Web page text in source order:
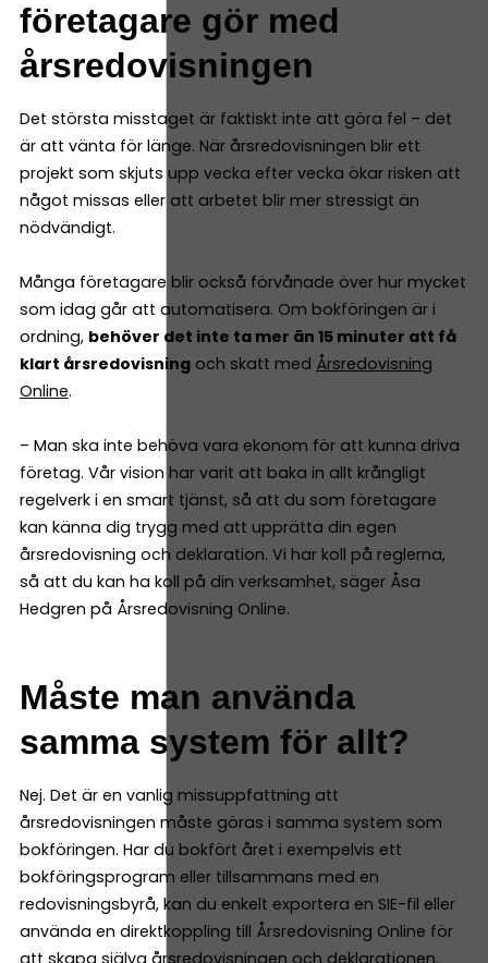
företagare gör med
årsredovisningen
Det största misstaget är faktiskt inte att göra fel – det
är att vänta för länge. När årsredovisningen blir ett
projekt som skjuts upp vecka efter vecka ökar risken att
något missas eller att arbetet blir mer stressigt än
nödvändigt.
Många företagare blir också förvånade över hur mycket
som idag går att automatisera. Om bokföringen är i
ordning, behöver det inte ta mer än 15 minuter att få
klart årsredovisning och skatt med Årsredovisning
Online.
– Man ska inte behöva vara ekonom för att kunna driva
företag. Vår vision har varit att baka in allt krångligt
regelverk i en smart tjänst, så att du som företagare
kan känna dig trygg med att upprätta din egen
årsredovisning och deklaration. Vi har koll på reglerna,
så att du kan ha koll på din verksamhet, säger Åsa
Hedgren på Årsredovisning Online.
Måste man använda
samma system för allt?
Nej. Det är en vanlig missuppfattning att
årsredovisningen måste göras i samma system som
bokföringen. Har du bokfört året i exempelvis ett
bokföringsprogram eller tillsammans med en
redovisningsbyrå, kan du enkelt exportera en SIE-fil eller
använda en direktkoppling till Årsredovisning Online för